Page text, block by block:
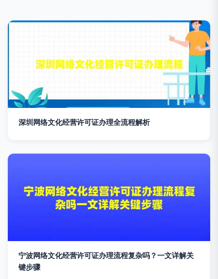
深圳网络文化经营许可证办理全流程解析
宁波网络文化经营许可证办理流程复杂吗？一文详解关
键步骤